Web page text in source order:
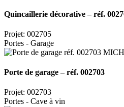
Quincaillerie décorative – réf.
Projet: 002705
Portes - Garage
Porte de garage – réf. 002703
Projet: 002703
Portes - Cave à vin